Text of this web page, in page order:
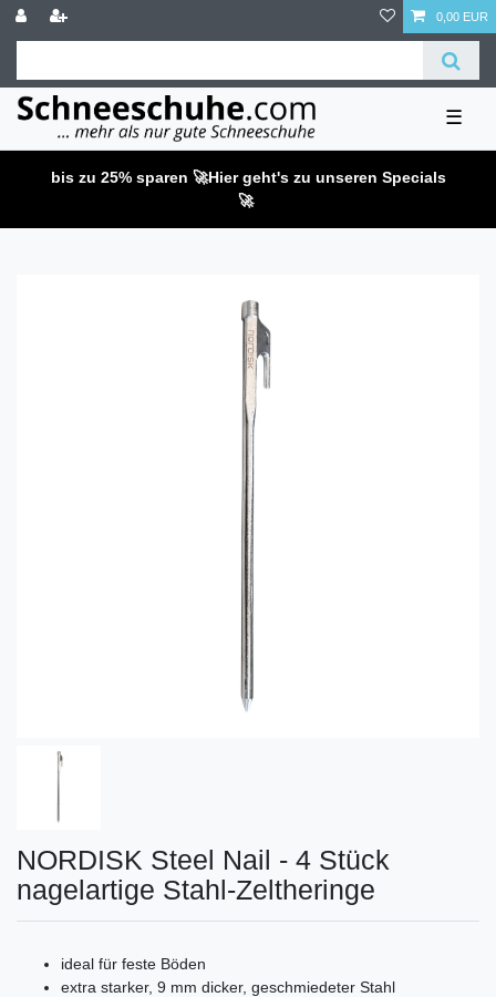
0,00 EUR
☰
bis zu 25% sparen 🚀Hier geht's zu unseren Specials
🚀
NORDISK Steel Nail - 4 Stück
nagelartige Stahl-Zeltheringe
ideal für feste Böden
extra starker, 9 mm dicker, geschmiedeter Stahl